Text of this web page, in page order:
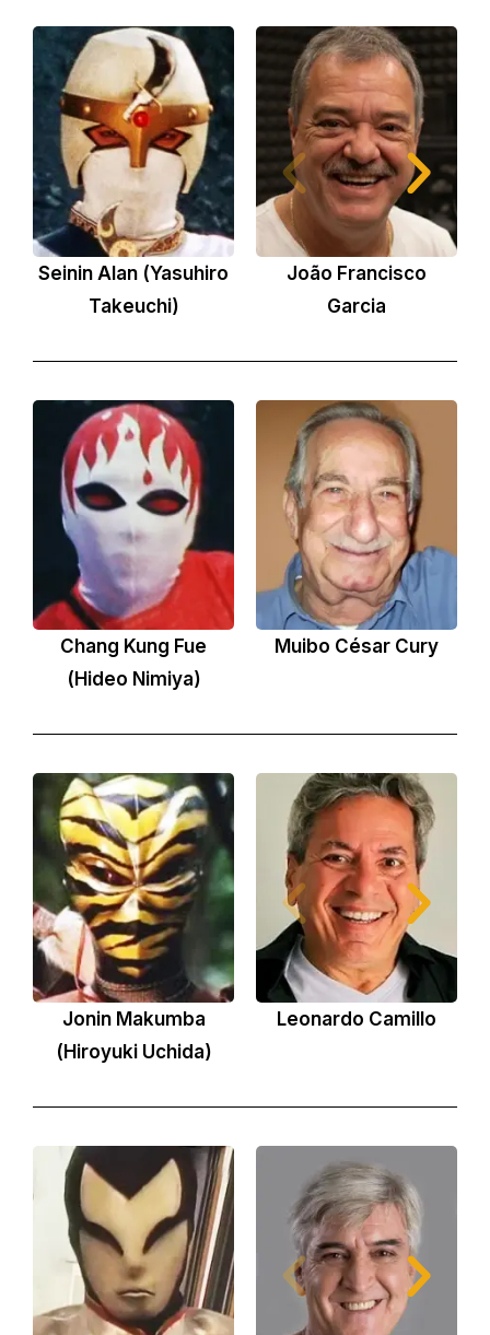
Seinin Alan (Yasuhiro
Takeuchi)
João Francisco
Garcia
Chang Kung Fue
(Hideo Nimiya)
Muibo César Cury
Jonin Makumba
(Hiroyuki Uchida)
Leonardo Camillo